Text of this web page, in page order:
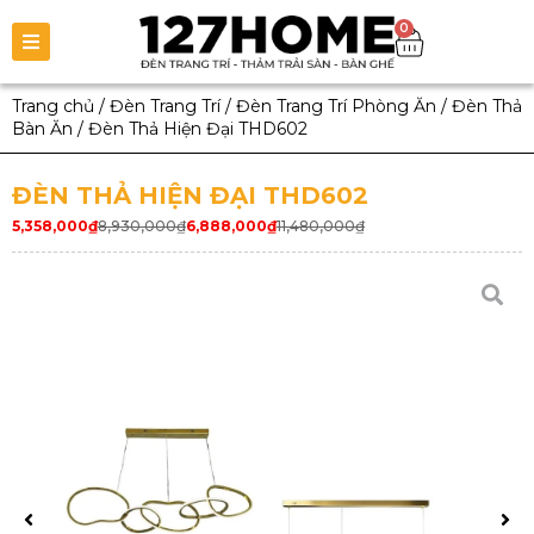
0
Trang chủ / Đèn Trang Trí/ Đèn Trang Trí Phòng Ăn / Đèn Thả
Bàn Ăn / Đèn Thả Hiện Đại THD602
ĐÈN THẢ HIỆN ĐẠI THD602
8,930,000₫
5,358,000₫ 11,480,000₫
6,888,000₫